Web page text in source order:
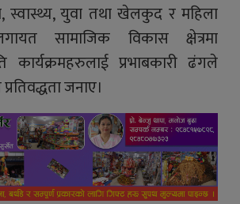
स्वास्थ्य, युवा तथा खेलकुद र महिला
सामाजिक विकास क्षेत्रमा
कार्यक्रमहरुलाई प्रभाबकारी ढंगले
जनाए।